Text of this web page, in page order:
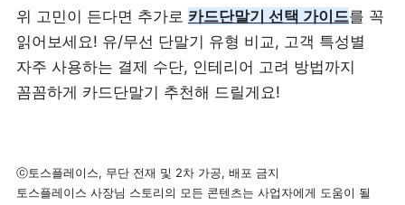
위 고민이 든다면 추가로 카드단말기 선택 가이드를 꼭
읽어보세요! 유/무선 단말기 유형 비교, 고객 특성별
자주 사용하는 결제 수단, 인테리어 고려 방법까지
꼼꼼하게 카드단말기 추천해 드릴게요!
ⓒ토스플레이스, 무단 전재 및 2차 가공, 배포 금지
토스플레이스 사장님 스토리의 모든 콘텐츠는 사업자에게 도움이 될